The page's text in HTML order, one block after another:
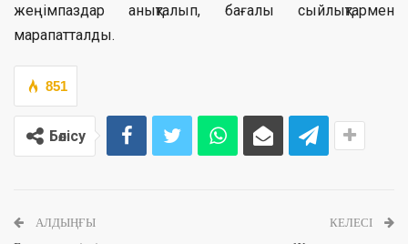
жеңімпаздар анықталып, бағалы сыйлықтармен
марапатталды.
851
Бөлісу
АЛДЫҢҒЫ КЕЛЕСІ